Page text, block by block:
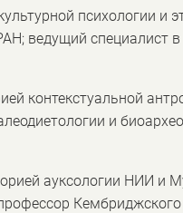
психологии и
ведущий специалист
контекстуальной
и
ауксологии НИИ и